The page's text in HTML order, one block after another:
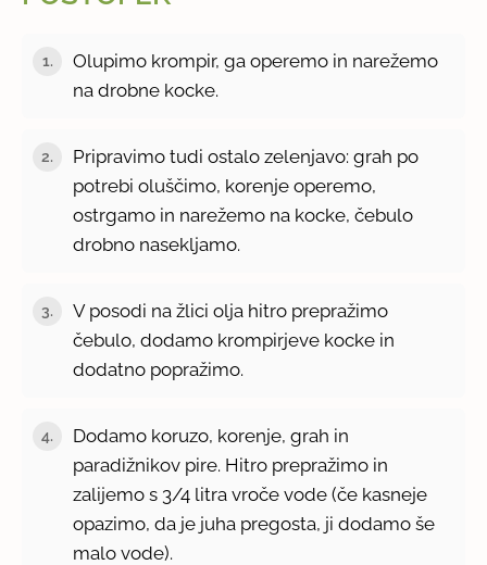
1.
Olupimo krompir, ga operemo in narežemo
na drobne kocke.
2.
Pripravimo tudi ostalo zelenjavo: grah po
potrebi oluščimo, korenje operemo,
ostrgamo in narežemo na kocke, čebulo
drobno nasekljamo.
3.
V posodi na žlici olja hitro prepražimo
čebulo, dodamo krompirjeve kocke in
dodatno popražimo.
4.
Dodamo koruzo, korenje, grah in
paradižnikov pire. Hitro prepražimo in
zalijemo s 3/4 litra vroče vode (če kasneje
opazimo, da je juha pregosta, ji dodamo še
malo vode).